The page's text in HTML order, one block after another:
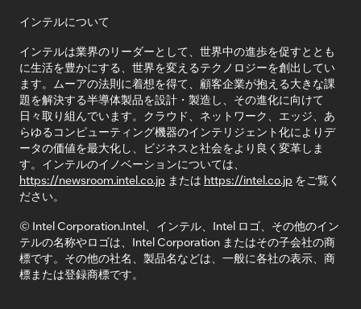
インテルについて
インテルは業界のリーダーとして、世界中の進歩を促すととも
に生活を豊かにする、世界を変えるテクノロジーを創出してい
ます。ムーアの法則に着想を得て、顧客企業が抱える大きな課
題を解決する半導体製品を設計・製造し、その進化に向けて
日々取り組んでいます。クラウド、ネットワーク、エッジ、あ
らゆるコンピューティング機器のインテリジェント化によりデ
ータの価値を最大化し、ビジネスと社会をより良く変革しま
す。インテルのイノベーションについては、
https://newsroom.intel.co.jp または https://intel.co.jp をご覧く
ださい。
© Intel Corporation.Intel、インテル、Intel ロゴ、その他のイン
テルの名称やロゴは、Intel Corporation またはその子会社の商
標です。その他の社名、製品名などは、一般に各社の表示、商
標または登録商標です。